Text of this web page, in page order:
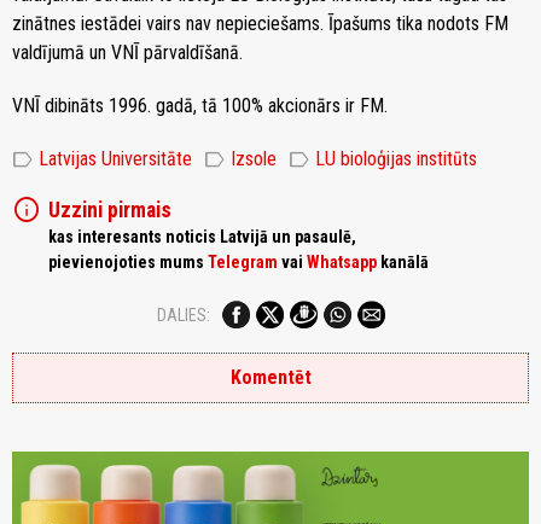
zinātnes iestādei vairs nav nepieciešams. Īpašums tika nodots FM
valdījumā un VNĪ pārvaldīšanā.
VNĪ dibināts 1996. gadā, tā 100% akcionārs ir FM.
label Latvijas Universitāte label Izsole label LU bioloģijas institūts
info Uzzini pirmais
kas interesants noticis Latvijā un pasaulē,
pievienojoties mums Telegram vai Whatsapp kanālā
DALIES:
Komentēt